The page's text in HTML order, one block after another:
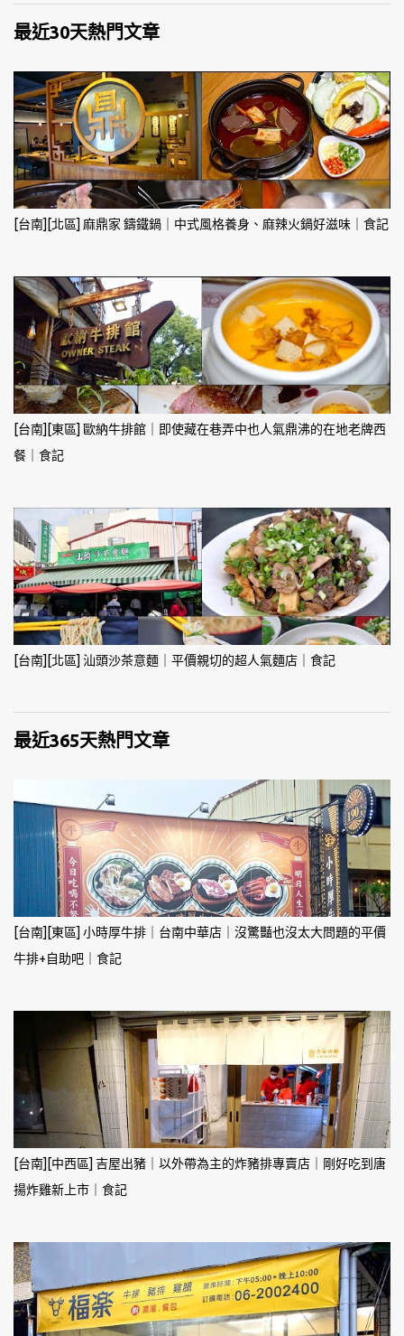
最近30天熱門文章
[台南][北區] 麻鼎家 鑄鐵鍋｜中式風格養身、麻辣火鍋好滋味｜食記
[台南][東區] 歐納牛排館｜即使藏在巷弄中也人氣鼎沸的在地老牌西
餐｜食記
[台南][北區] 汕頭沙茶意麵｜平價親切的超人氣麵店｜食記
最近365天熱門文章
[台南][東區] 小時厚牛排｜台南中華店｜沒驚豔也沒太大問題的平價
牛排+自助吧｜食記
[台南][中西區] 吉屋出豬｜以外帶為主的炸豬排專賣店｜剛好吃到唐
揚炸雞新上市｜食記